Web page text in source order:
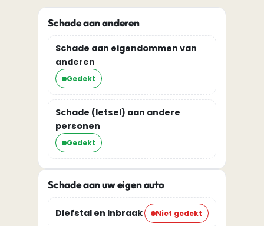
Schade aan anderen
Schade aan eigendommen van
anderen
Gedekt
Schade (letsel) aan andere
personen
Gedekt
Schade aan uw eigen auto
Diefstal en inbraak Niet gedekt